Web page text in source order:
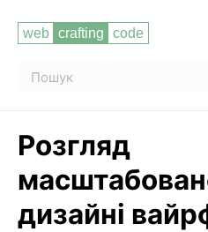
Розгляд
дизайні
Читати